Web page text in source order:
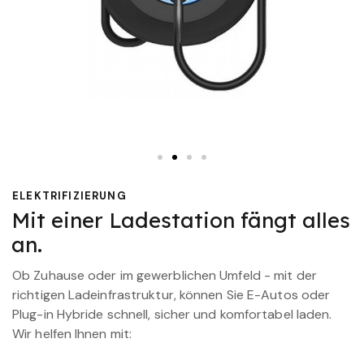
ELEKTRIFIZIERUNG
Mit einer Ladestation fängt alles
an.
Ob Zuhause oder im gewerblichen Umfeld - mit der
richtigen Ladeinfrastruktur, können Sie E-Autos oder
Plug-in Hybride schnell, sicher und komfortabel laden.
Wir helfen Ihnen mit: